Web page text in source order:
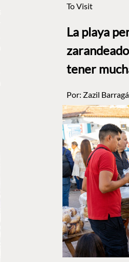
To Visit
La playa
tener
Por: Zazil